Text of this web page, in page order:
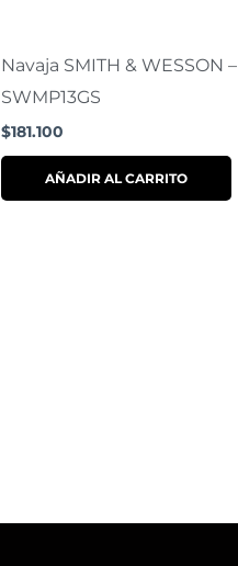
Navaja SMITH & WESSON –
SWMP13GS
$181.100
AÑADIR AL CARRITO